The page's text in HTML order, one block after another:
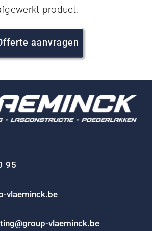
product.
aanvragen
95
vlaeminck.be
vlaeminck.be